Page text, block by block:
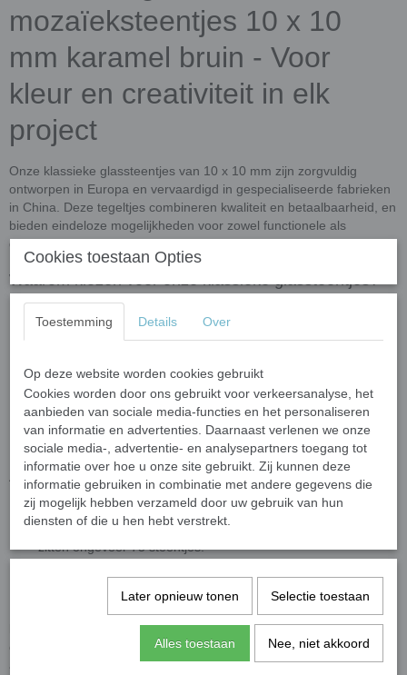
mozaïeksteentjes 10 x 10
mm karamel bruin - Voor
kleur en creativiteit in elk
project
Onze klassieke glassteentjes van 10 x 10 mm zijn zorgvuldig
ontworpen in Europa en vervaardigd in gespecialiseerde fabrieken
in China. Deze tegeltjes combineren kwaliteit en betaalbaarheid, en
bieden eindeloze mogelijkheden voor zowel functionele als
decoratieve toepassingen.
Waarom kiezen voor onze klassieke glassteentjes?
Hoogwaardige kwaliteit
binnen- en buitentoepassingen.
met eenwieltjestang, voor maximale flexibiliteit in ontwerp.
Veelzijdig gebruik : Geschikt voor muren, vloeren, keukens,
badkamers, zwembaden, en meer. Ook ideaal voor
architectuur en creatieve hobbyprojecten.
Afmetingen
Afmetingen: 10 x 10 mm groot en 4 mm dik.
Presentatie : De steentjes worden los geleverd. In 50 gram
zitten ongeveer 75 steentjes.
kleuren en glanzende afwerking een levendige uitstraling toe aan
elk project. Gebruik ze om randen, contouren, of grotere vlakken te
accentueren. Of je nu een mozaïek maakt voor je interieur, een
Cookies toestaan Opties
Toestemming Details Over
Op deze website worden cookies gebruikt
Cookies worden door ons gebruikt voor verkeersanalyse, het
aanbieden van sociale media-functies en het personaliseren
van informatie en advertenties. Daarnaast verlenen we onze
sociale media-, advertentie- en analysepartners toegang tot
informatie over hoe u onze site gebruikt. Zij kunnen deze
informatie gebruiken in combinatie met andere gegevens die
zij mogelijk hebben verzameld door uw gebruik van hun
diensten of die u hen hebt verstrekt.
Later opnieuw tonen Selectie toestaan
Alles toestaan Nee, niet akkoord